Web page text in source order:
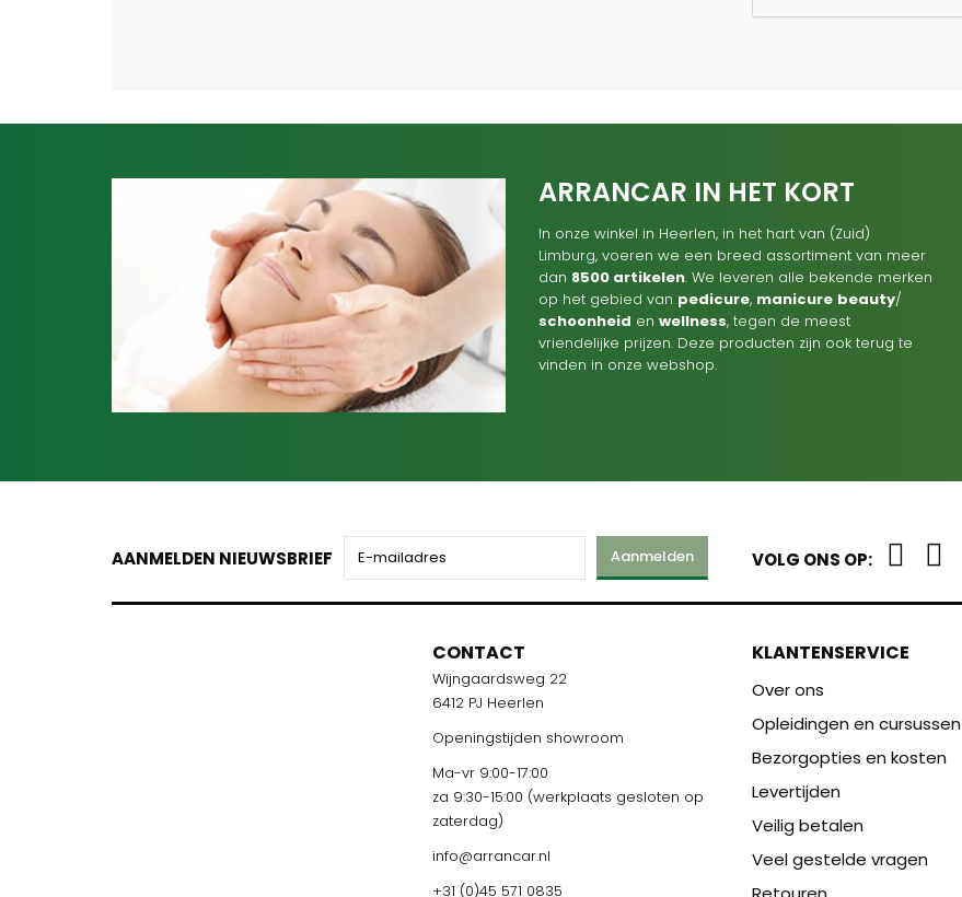
ARRANCAR IN HET KORT
In onze winkel in Heerlen, in het hart van (Zuid)
Limburg, voeren we een breed assortiment van meer
dan 8500 artikelen. We leveren alle bekende merken
op het gebied van pedicure, manicure beauty/
schoonheid en wellness, tegen de meest
vriendelijke prijzen. Deze producten zijn ook terug te
vinden in onze webshop.
AANMELDEN NIEUWSBRIEF Aanmelden VOLG ONS OP:
CONTACT
Wijngaardsweg 22
6412 PJ Heerlen
Openingstijden showroom
Ma-vr 9:00-17:00
za 9:30-15:00 (werkplaats gesloten op
zaterdag)
info@arrancar.nl
+31 (0)45 571 0835
KLANTENSERVICE
Over ons
Opleidingen en cursussen
Bezorgopties en kosten
Levertijden
Veilig betalen
Veel gestelde vragen